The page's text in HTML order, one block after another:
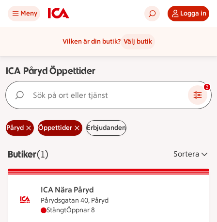
Meny Logga in
Vilken är din butik? Välj butik
ICA Påryd Öppettider
Sök på ort eller tjänst 2
Påryd Öppettider Erbjudanden
ButikerVisar 1 stycken
(1) Sortera
ICA Nära Påryd
Pårydsgatan 40, Påryd
ICA Nära Påryd har stängt, öppnar klockan 8
StängtÖppnar 8